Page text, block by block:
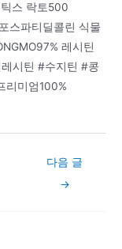
스 락토500
스파티딜콜린 식물
레시틴
시틴 #수지틴 #콩
리미엄100%
다음 글
→